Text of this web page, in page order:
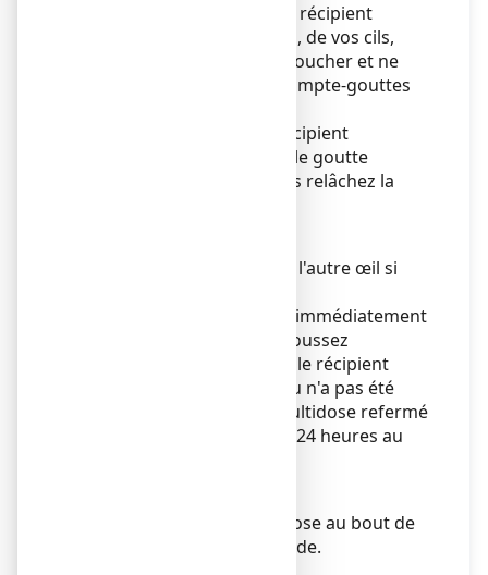
6. Approcher l'extrémité du récipient
multidose près de votre œil, de vos cils,
d'autres surfaces sans les toucher et ne
touchez pas l’embout du compte-gouttes
7. Pressez doucement le récipient
multidose pour qu'une seule goutte
pénètre dans votre œil, puis relâchez la
8. Répétez l'opération dans l'autre œil si
9. Après utilisation, fermez immédiatement
le récipient multidose : repoussez
fermement le bouchon sur le récipient
multidose si tout le contenu n'a pas été
utilisé. Chaque récipient multidose refermé
peut être réutilisé pendant 24 heures au
10. Jetez le récipient multidose au bout de
24 heures ou lorsqu'il est vide.